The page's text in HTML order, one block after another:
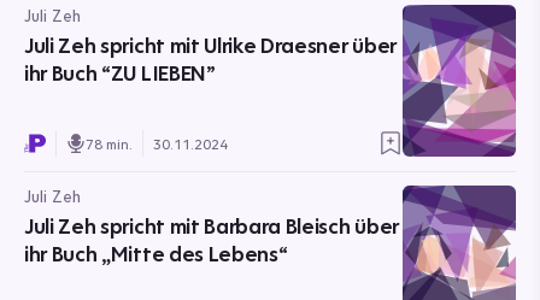
Juli Zeh
Juli Zeh spricht mit Ulrike Draesner über
ihr Buch “ZU LIEBEN”
78 min. 30.11.2024
Juli Zeh
Juli Zeh spricht mit Barbara Bleisch über
ihr Buch „Mitte des Lebens“